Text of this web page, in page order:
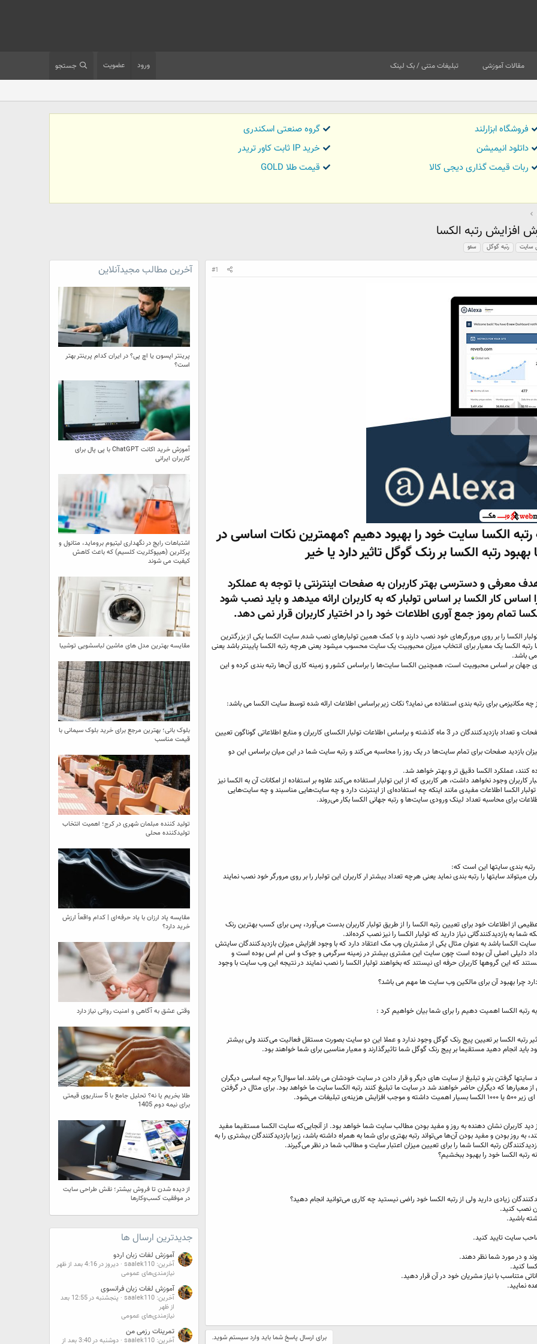
مقالات آموزشی تبلیغات متنی / بک لینک ورود عضویت جستجو
فروشگاه ابزارلند
گروه صنعتی اسکندری
داتلود انیمیشن
خرید IP ثابت کاور تریدر
ربات قیمت گذاری دیجی کالا
قیمت طلا GOLD
افزایش رتبه الکسا
سایت رتبه گوگل سئو
#1
الکسا سایت خود را بهبود دهیم ؟مهمترین نکات اساسی در
بهبود رتبه الکسا بر رنک گوگل تاثیر دارد یا خیر
در سال 1996 به هدف معرفی و دسترسی بهتر کاربران به صفحات اینترنتی با توجه به عملکرد
کار الکسا بر اساس تولبار که به کاربران ارائه میدهد و باید نصب شود
تمام رموز جمع آوری اطلاعات خود را در اختیار کاربران قرار نمی دهد.
الکسا را بر روی مرورگرهای خود نصب دارند و با کمک همین تولبارهای نصب شده, سایت الکسا یکی از بزرگترین
رتبه الکسا یک معیار برای انتخاب میزان محبوبیت یک سایت محسوب میشود یعنی هرچه رتبه الکسا پایینتر باشد یعنی
می باشد.
بر اساس محبوبیت است، همچنین الکسا سایت‌ها را براساس کشور و زمینه کاری آن‌ها رتبه بندی کرده و این
چه مکانیزمی برای رتبه بندی استفاده می نماید؟ نکات زیر براساس اطلاعات ارائه شده توسط سایت الکسا می باشد:
1. رتبه سایت در الکسا براساس میزان بازدید صفحات و تعداد بازدیدکنندگان در 3 ماه گذشته و براساس اطلاعات تولبار الکسای کاربران و منابع اطلاعاتی گوناگون تعیین
میزان بازدید صفحات برای تمام سایت‌ها در یک روز را محاسبه می‌کند و رتبه سایت شما در این میان براساس این دو
کاربران وجود نخواهد داشت، هر کاربری که از این تولبار استفاده می‌کند علاوه بر استفاده از امکانات آن به الکسا نیز
الکسا اطلاعات مفیدی مانند اینکه چه استفاده‌ای از اینترنت دارد و چه سایت‌هایی مناسبند و چه سایت‌هایی
برای محاسبه تعداد لینک ورودی سایت‌ها و رتبه جهانی الکسا بکار می‌روند.
بندی سایتها این است که:
میتواند سایتها را رتبه بندی نماید یعنی هرچه تعداد بیشتر ار کاربران این تولبار را بر روی مرورگر خود نصب نمایند
از اطلاعات خود برای تعیین رتبه الکسا را از طریق تولبار کاربران بدست می‌آورد، پس برای کسب بهترین رنک
شما به بازدیدکنندگانی نیاز دارید که تولبار الکسا را نیز نصب کرده‌اند.
الکسا باشد به عنوان مثال یکی از مشتریان وب مک اعتقاد دارد که با وجود افزایش میزان بازدیدکنندگان سایتش
داد دلیلی اصلی آن بوده است چون سایت این مشتری بیشتر در زمینه سرگرمی و جوک و اس ام اس بوده است و
که این گروهها کاربران حرفه ای نیستند که بخواهند تولبار الکسا را نصب نمایند در نتیجه این وب سایت با وجود
چرا بهبود آن برای مالکین وب سایت ها مهم می باشد؟
به رتبه الکسا اهمیت دهیم را برای شما بیان خواهیم کرد :
رتبه الکسا بر تعیین پیج رنک گوگل وجود ندارد و عملا این دو سایت بصورت مستقل فعالیت می‌کنند ولی بیشتر
باید انجام دهید مستقیما بر پیج رنک گوگل شما تاثیرگذارند و معیار مناسبی برای شما خواهند بود.
سایتها گرفتن بنر و تبلیغ از سایت های دیگر و قرار دادن در سایت خودشان می باشد.اما سوال؟ برچه اساسی دیگران
معیارها که دیگران حاضر خواهند شد در سایت ما تبلیغ کنند رتبه الکسا سایت ما خواهد بود. برای مثال در گرفتن
می‌شود.
دید کاربران نشان دهنده به روز و مفید بودن مطالب سایت شما خواهد بود. از آنجایی‌که سایت الکسا مستقیما مفید
روز بودن و مفید بودن آن‌ها می‌تواند رتبه بهتری برای شما به همراه داشته باشد، زیرا بازدیدکنندگان بیشتری را به
رتبه الکسا شما را برای تعیین میزان اعتبار سایت و مطالب شما در نظر می‌گیرند.
الکسا خود را بهبود ببخشیم؟
زیادی دارید ولی از رتبه الکسا خود راضی نیستید چه کاری می‌توانید انجام دهید؟
نصب کنید.
باشید.
سایت تایید کنید.
و در مورد شما نظر دهند.
کنید.
متناسب با نیاز مشریان خود در آن قرار دهید.
نمایید.
برای ارسال پاسخ شما باید وارد سیستم شوید.
آخرین مطالب مجیدآنلاین
پرینتر اپسون یا اچ پی؟ در ایران کدام پرینتر بهتر
است؟
آموزش خرید اکانت ChatGPT با پی پال برای
کاربران ایرانی
اشتباهات رایج در نگهداری لیتیوم بروماید، متانول و
پرکلرین (هیپوکلریت کلسیم) که باعث کاهش
کیفیت می‌ شوند
مقایسه بهترین مدل ‌های ماشین لباسشویی توشیبا
بلوک بانی؛ بهترین مرجع برای خرید بلوک سیمانی با
قیمت مناسب
تولید کننده مبلمان شهری در کرج؛ اهمیت انتخاب
تولیدکننده محلی
مقایسه پاد ارزان با پاد حرفه‌ای | کدام واقعاً ارزش
خرید دارد؟
وقتی عشق به آگاهی و امنیت روانی نیاز دارد
طلا بخریم یا نه؟ تحلیل جامع با 5 سناریوی قیمتی
برای نیمه دوم 1405
از دیده شدن تا فروش بیشتر؛ نقش طراحی سایت
در موفقیت کسب‌وکارها
جدیدترین ارسال ها
آموزش لغات زبان اردو
آخرین: saalek110
دیروز در 4:16 بعد از ظهر
نیازمندی‌های عمومی
آموزش لغات زبان فرانسوی
آخرین: saalek110
پنجشنبه در 12:55 بعد
از ظهر
نیازمندی‌های عمومی
تمرینات رزمی من
آخرین: saalek110 دوشنبه در 3:40 بعد از